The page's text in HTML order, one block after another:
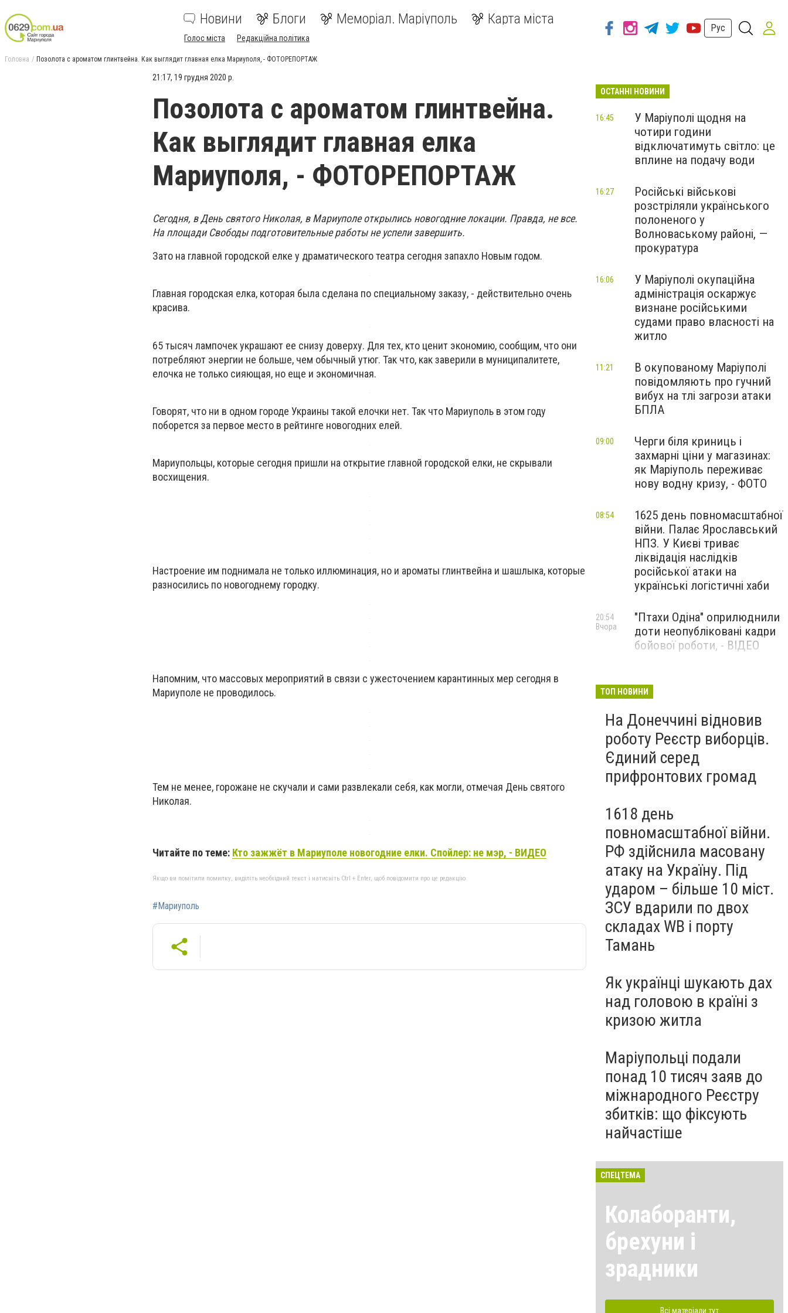
Новини Блоги Меморіал. Маріуполь Карта міста
Голос міста Редакційна політика
Рус
Головна Позолота с ароматом глинтвейна. Как выглядит главная елка Мариуполя, - ФОТОРЕПОРТАЖ
21:17, 19 грудня 2020 р.
Позолота с ароматом глинтвейна.
Как выглядит главная елка
Мариуполя, - ФОТОРЕПОРТАЖ
Сегодня, в День святого Николая, в Мариуполе открылись новогодние локации. Правда, не все.
На площади Свободы подготовительные работы не успели завершить.
Зато на главной городской елке у драматического театра сегодня запахло Новым годом.
Главная городская елка, которая была сделана по специальному заказу, - действительно очень
красива.
65 тысяч лампочек украшают ее снизу доверху. Для тех, кто ценит экономию, сообщим, что они
потребляют энергии не больше, чем обычный утюг. Так что, как заверили в муниципалитете,
елочка не только сияющая, но еще и экономичная.
Говорят, что ни в одном городе Украины такой елочки нет. Так что Мариуполь в этом году
поборется за первое место в рейтинге новогодних елей.
Мариупольцы, которые сегодня пришли на открытие главной городской елки, не скрывали
восхищения.
Настроение им поднимала не только иллюминация, но и ароматы глинтвейна и шашлыка, которые
разносились по новогоднему городку.
Напомним, что массовых мероприятий в связи с ужесточением карантинных мер сегодня в
Мариуполе не проводилось.
Тем не менее, горожане не скучали и сами развлекали себя, как могли, отмечая День святого
Николая.
Читайте по теме: Кто зажжёт в Мариуполе новогодние елки. Спойлер: не мэр, - ВИДЕО
Якщо ви помітили помилку, виділіть необхідний текст і натисніть Ctrl + Enter, щоб повідомити про це редакцію
#Мариуполь
ОСТАННІ НОВИНИ
У Маріуполі щодня на
чотири години
відключатимуть світло: це
вплине на подачу води
16:45
Російські військові
розстріляли українського
полоненого у
Волноваському районі, —
прокуратура
16:27
У Маріуполі окупаційна
адміністрація оскаржує
визнане російськими
судами право власності на
житло
16:06
В окупованому Маріуполі
повідомляють про гучний
вибух на тлі загрози атаки
БПЛА
11:21
Черги біля криниць і
захмарні ціни у магазинах:
як Маріуполь переживає
нову водну кризу, - ФОТО
09:00
1625 день повномасштабної
війни. Палає Ярославський
НПЗ. У Києві триває
ліквідація наслідків
російської атаки на
українські логістичні хаби
08:54
"Птахи Одіна" оприлюднили
доти неопубліковані кадри
бойової роботи, - ВІДЕО
20:54
Вчора
Бєдняков зіграє тата
новому українському
фільмі, - ФОТО
Вчора
ТОП НОВИНИ
На Донеччині відновив
роботу Реєстр виборців.
Єдиний серед
прифронтових громад
1618 день
повномасштабної війни.
РФ здійснила масовану
атаку на Україну. Під
ударом – більше 10 міст.
ЗСУ вдарили по двох
складах WB і порту
Тамань
Як українці шукають дах
над головою в країні з
кризою житла
Маріупольці подали
понад 10 тисяч заяв до
міжнародного Реєстру
збитків: що фіксують
найчастіше
СПЕЦТЕМА
Колаборанти,
брехуни і
зрадники
Всі матеріали тут